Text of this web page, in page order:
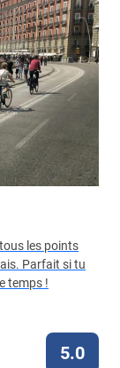
les points
Parfait si tu
temps !
5.0